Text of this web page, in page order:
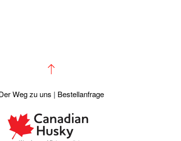
Weg zu uns | Bestellanfrage